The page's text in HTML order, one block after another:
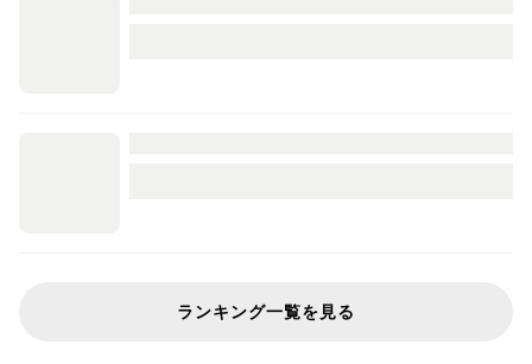
ランキング一覧を見る